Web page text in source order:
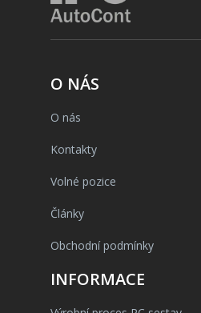
O NÁS
O nás
Kontakty
Volné pozice
Články
Obchodní podmínky
INFORMACE